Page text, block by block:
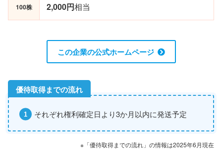
100株 2,000円相当
この企業の公式ホームページ
それぞれ権利確定日より3か月以内に発送予定
※「優待取得までの流れ」の情報は2025年6月現在